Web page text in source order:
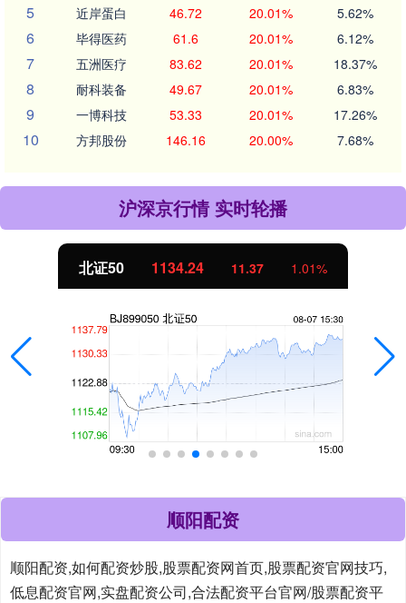
5 近岸蛋白 46.72 20.01% 5.62%
6 毕得医药 61.6 20.01% 6.12%
7 五洲医疗 83.62 20.01% 18.37%
8 耐科装备 49.67 20.01% 6.83%
9 一博科技 53.33 20.01% 17.26%
10 方邦股份 146.16 20.00% 7.68%
沪深京行情 实时轮播
创业板指 3563.12 47.56
顺阳配资
顺阳配资,如何配资炒股,股票配资网首页,股票配资官网技巧,
低息配资官网,实盘配资公司,合法配资平台官网/股票配资平